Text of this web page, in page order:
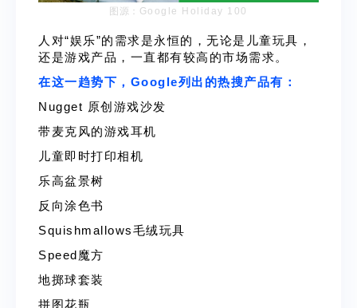
图源： Google Holiday 100
人对“娱乐”的需求是永恒的，无论是儿童玩具，
还是游戏产品，一直都有较高的市场需求。
在这一趋势下，Google列出的热搜产品有：
Nugget 原创游戏沙发
带麦克风的游戏耳机
儿童即时打印相机
乐高盆景树
反向涂色书
Squishmallows毛绒玩具
Speed魔方
地掷球套装
拼图花瓶